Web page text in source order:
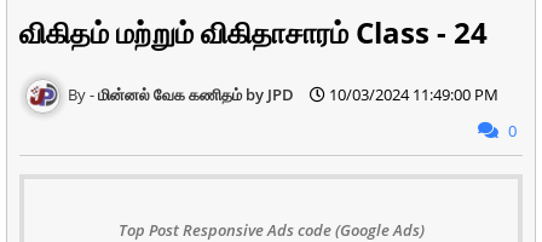
விகிதம் மற்றும் விகிதாசாரம் Class - 24
மின்னல் வேக கணிதம் by JPD
10/03/2024 11:49:00 PM
0
Top Post Responsive Ads code (Google Ads)